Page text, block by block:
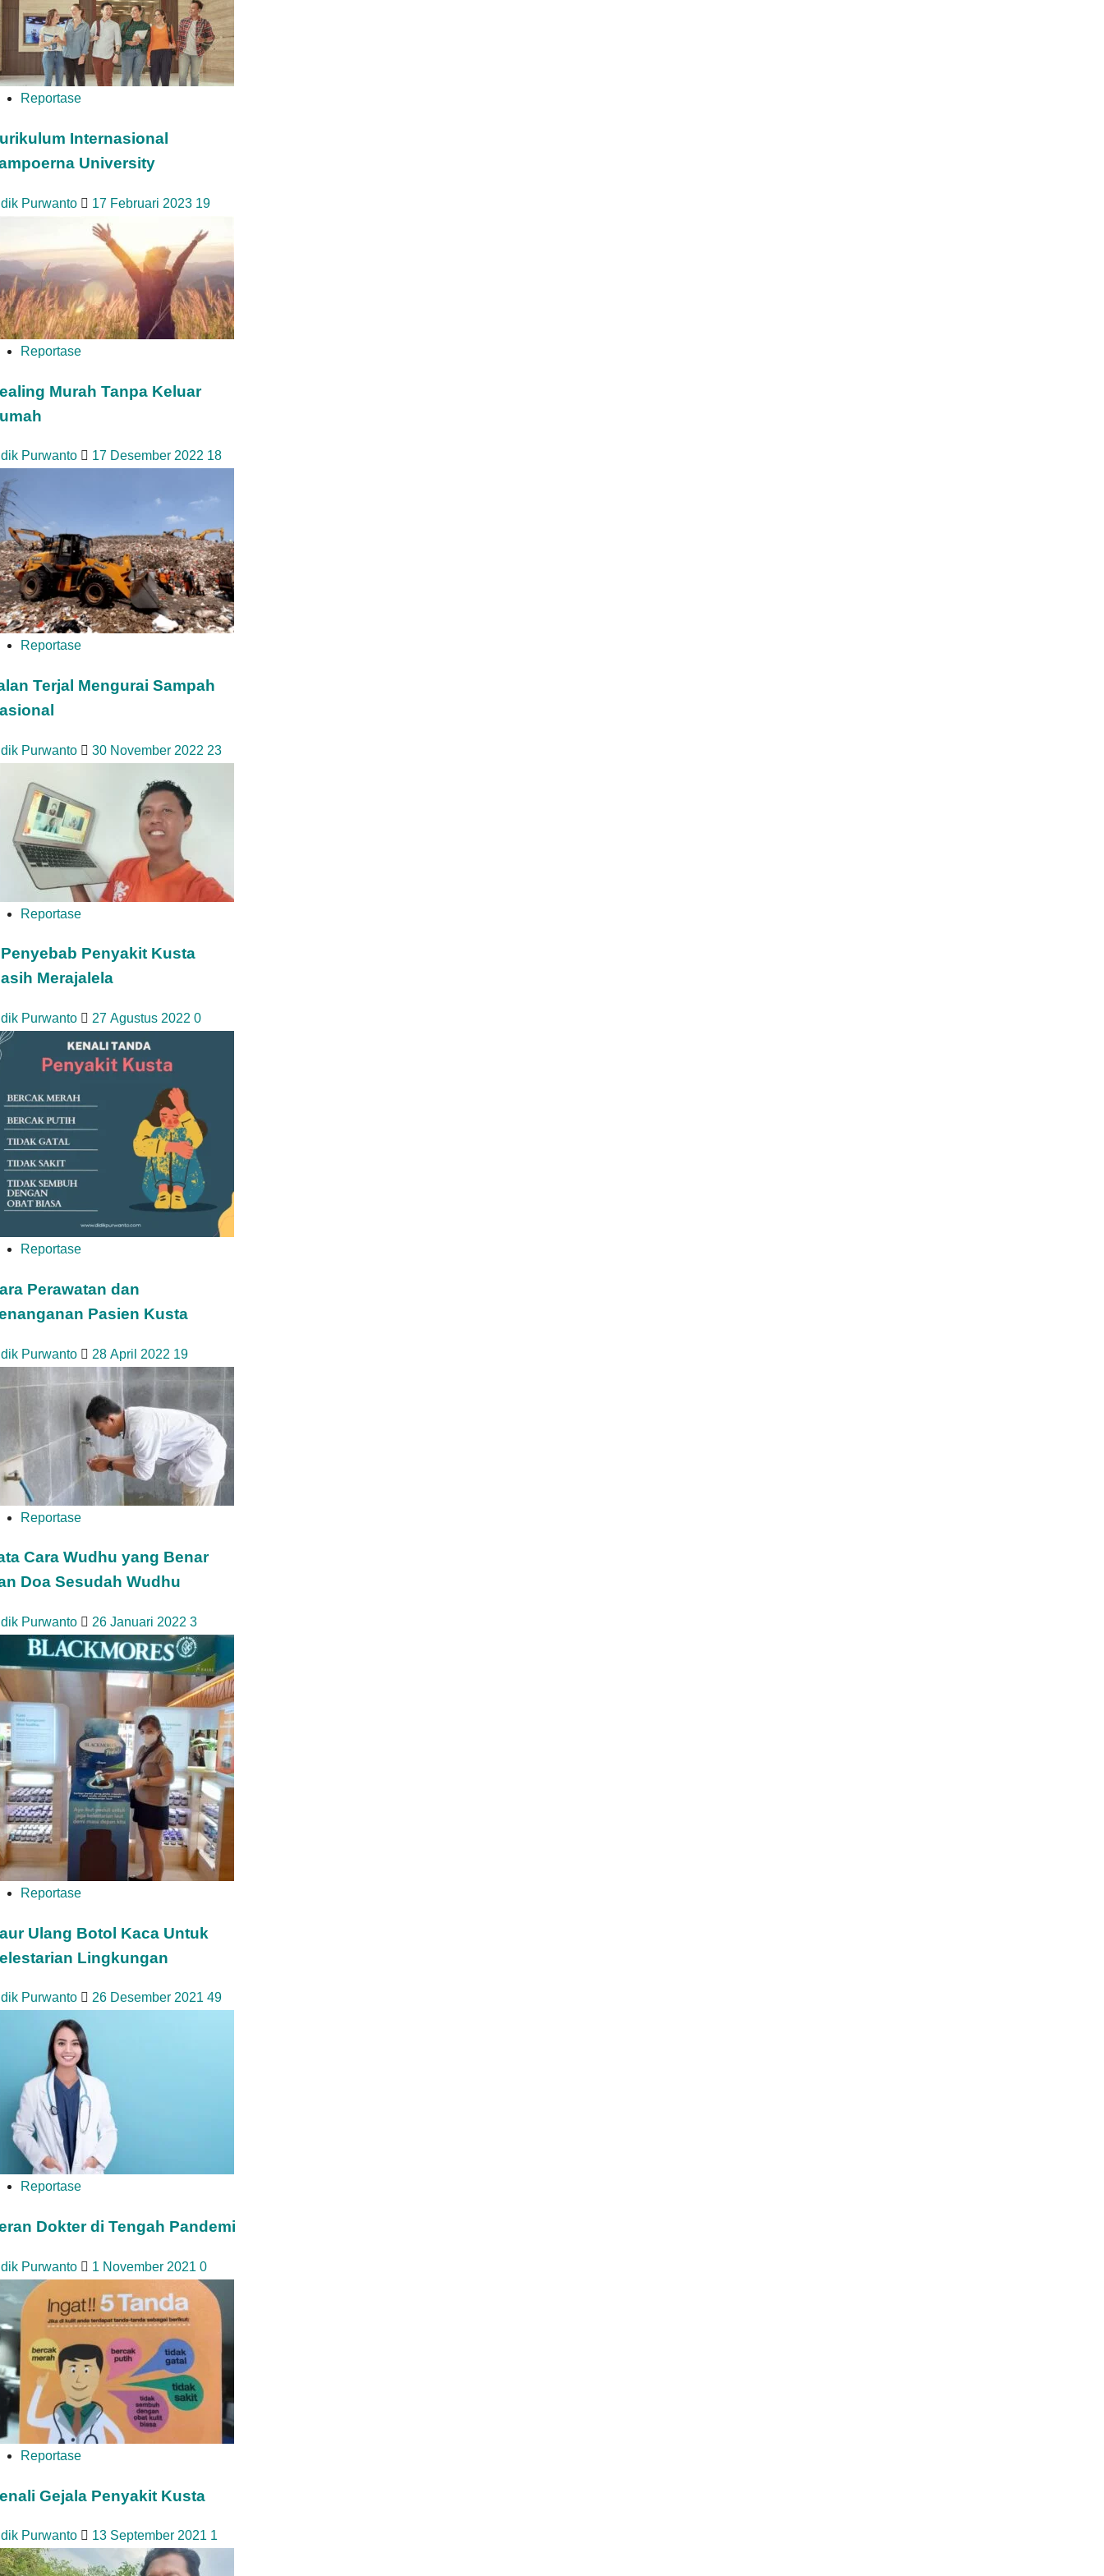
Reportase
Internasional
University
Purwanto 17 Februari 2023 19
Reportase
Murah Tanpa Keluar
Purwanto 17 Desember 2022 18
Reportase
Terjal Mengurai Sampah
Purwanto 30 November 2022 23
Reportase
Penyakit Kusta
Merajalela
Purwanto 27 Agustus 2022 0
Reportase
Perawatan dan
Pasien Kusta
Purwanto 28 April 2022 19
Reportase
Cara Wudhu yang Benar
Doa Sesudah Wudhu
Purwanto 26 Januari 2022 3
Reportase
Ulang Botol Kaca Untuk
Lingkungan
Purwanto 26 Desember 2021 49
Reportase
Dokter di Tengah Pandemi
Purwanto 1 November 2021 0
Reportase
Gejala Penyakit Kusta
Purwanto 13 September 2021 1